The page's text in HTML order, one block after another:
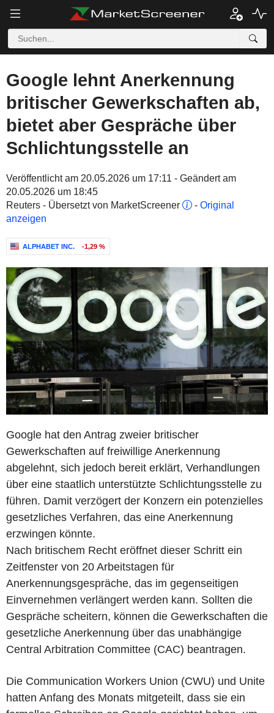
Google lehnt Anerkennung
britischer Gewerkschaften ab,
bietet aber Gespräche über
Schlichtungsstelle an
Veröffentlicht am 20.05.2026 um 17:11 - Geändert am
20.05.2026 um 18:45
Reuters - Übersetzt von MarketScreener
- Original
anzeigen
ALPHABET INC. -1,29 %
Google hat den Antrag zweier britischer
Gewerkschaften auf freiwillige Anerkennung
abgelehnt, sich jedoch bereit erklärt, Verhandlungen
über eine staatlich unterstützte Schlichtungsstelle zu
führen. Damit verzögert der Konzern ein potenzielles
gesetzliches Verfahren, das eine Anerkennung
erzwingen könnte.
Nach britischem Recht eröffnet dieser Schritt ein
Zeitfenster von 20 Arbeitstagen für
Anerkennungsgespräche, das im gegenseitigen
Einvernehmen verlängert werden kann. Sollten die
Gespräche scheitern, können die Gewerkschaften die
gesetzliche Anerkennung über das unabhängige
Central Arbitration Committee (CAC) beantragen.
Die Communication Workers Union (CWU) und Unite
hatten Anfang des Monats mitgeteilt, dass sie ein